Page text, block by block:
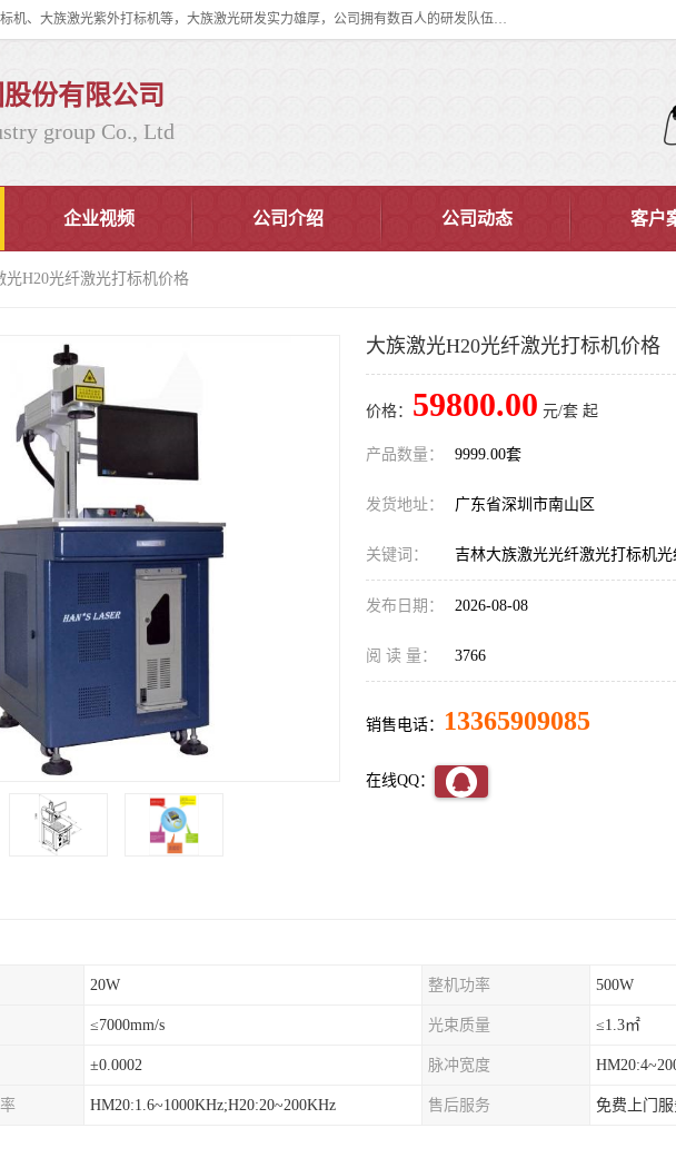
大族激光科技产业集团股份有限公司主营产品：大族激光光纤打标机、大族激光紫外打标机等，大族激光研发实力雄厚，公司拥有数百人的研发队伍，目前具有多项国际发明和国内、计算机软件着作权，多项核心技术处于国际成员之一水平，是世界上仅有的几家拥有"紫外激光"的公司之一。
份有限公司
group Co., Ltd
企业视频 公司介绍 公司动态 客户
光H20光纤激光打标机价格
大族激光H20光纤激光打标机价格
价格： 59800.00 元/套 起
产品数量： 9999.00套
发货地址： 广东省深圳市南山区
关键词： 吉林大族激光光纤激光打标机
发布日期： 2026-08-08
阅 读 量： 3766
销售电话： 13365909085
在线QQ：
20W 整机功率 500W
≤7000mm/s 光束质量 ≤1.3㎡
±0.0002 脉冲宽度
HM20:1.6~1000KHz;H20:20~200KHz 售后服务 免费上门